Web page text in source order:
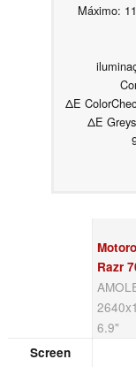
Máximo:
ΔE
ΔE
Razr
6.9"
Screen